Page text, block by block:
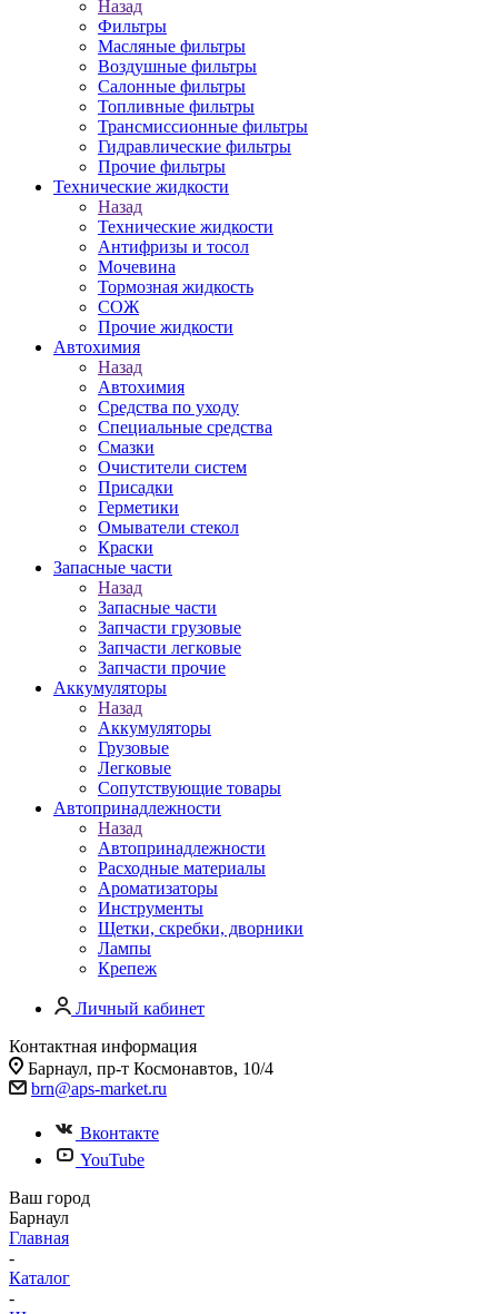
Назад
Фильтры
Масляные фильтры
Воздушные фильтры
Салонные фильтры
Топливные фильтры
Трансмиссионные фильтры
Гидравлические фильтры
Прочие фильтры
Технические жидкости
Назад
Технические жидкости
Антифризы и тосол
Мочевина
Тормозная жидкость
СОЖ
Прочие жидкости
Автохимия
Назад
Автохимия
Средства по уходу
Специальные средства
Смазки
Очистители систем
Присадки
Герметики
Омыватели стекол
Краски
Запасные части
Назад
Запасные части
Запчасти грузовые
Запчасти легковые
Запчасти прочие
Аккумуляторы
Назад
Аккумуляторы
Грузовые
Легковые
Сопутствующие товары
Автопринадлежности
Назад
Автопринадлежности
Расходные материалы
Ароматизаторы
Инструменты
Щетки, скребки, дворники
Лампы
Крепеж
Личный кабинет
Контактная информация
Барнаул, пр-т Космонавтов, 10/4
brn@aps-market.ru
Вконтакте
YouTube
Ваш город
Барнаул
Главная
-
Каталог
-